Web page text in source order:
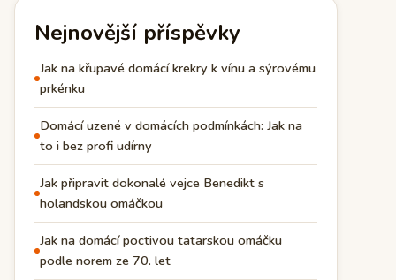
Nejnovější příspěvky
Jak na křupavé domácí krekry k vínu a sýrovému
prkénku
Domácí uzené v domácích podmínkách: Jak na
to i bez profi udírny
Jak připravit dokonalé vejce Benedikt s
holandskou omáčkou
Jak na domácí poctivou tatarskou omáčku
podle norem ze 70. let